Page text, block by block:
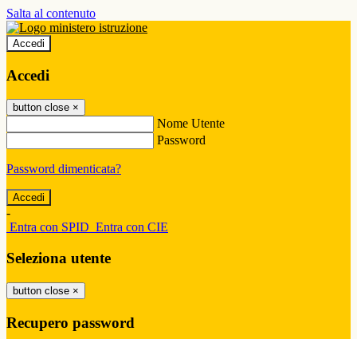
Salta al contenuto
Accedi
Accedi
button close ×
Nome Utente
Password
Password dimenticata?
-
Entra con SPID Entra con CIE
Seleziona utente
button close ×
Recupero password